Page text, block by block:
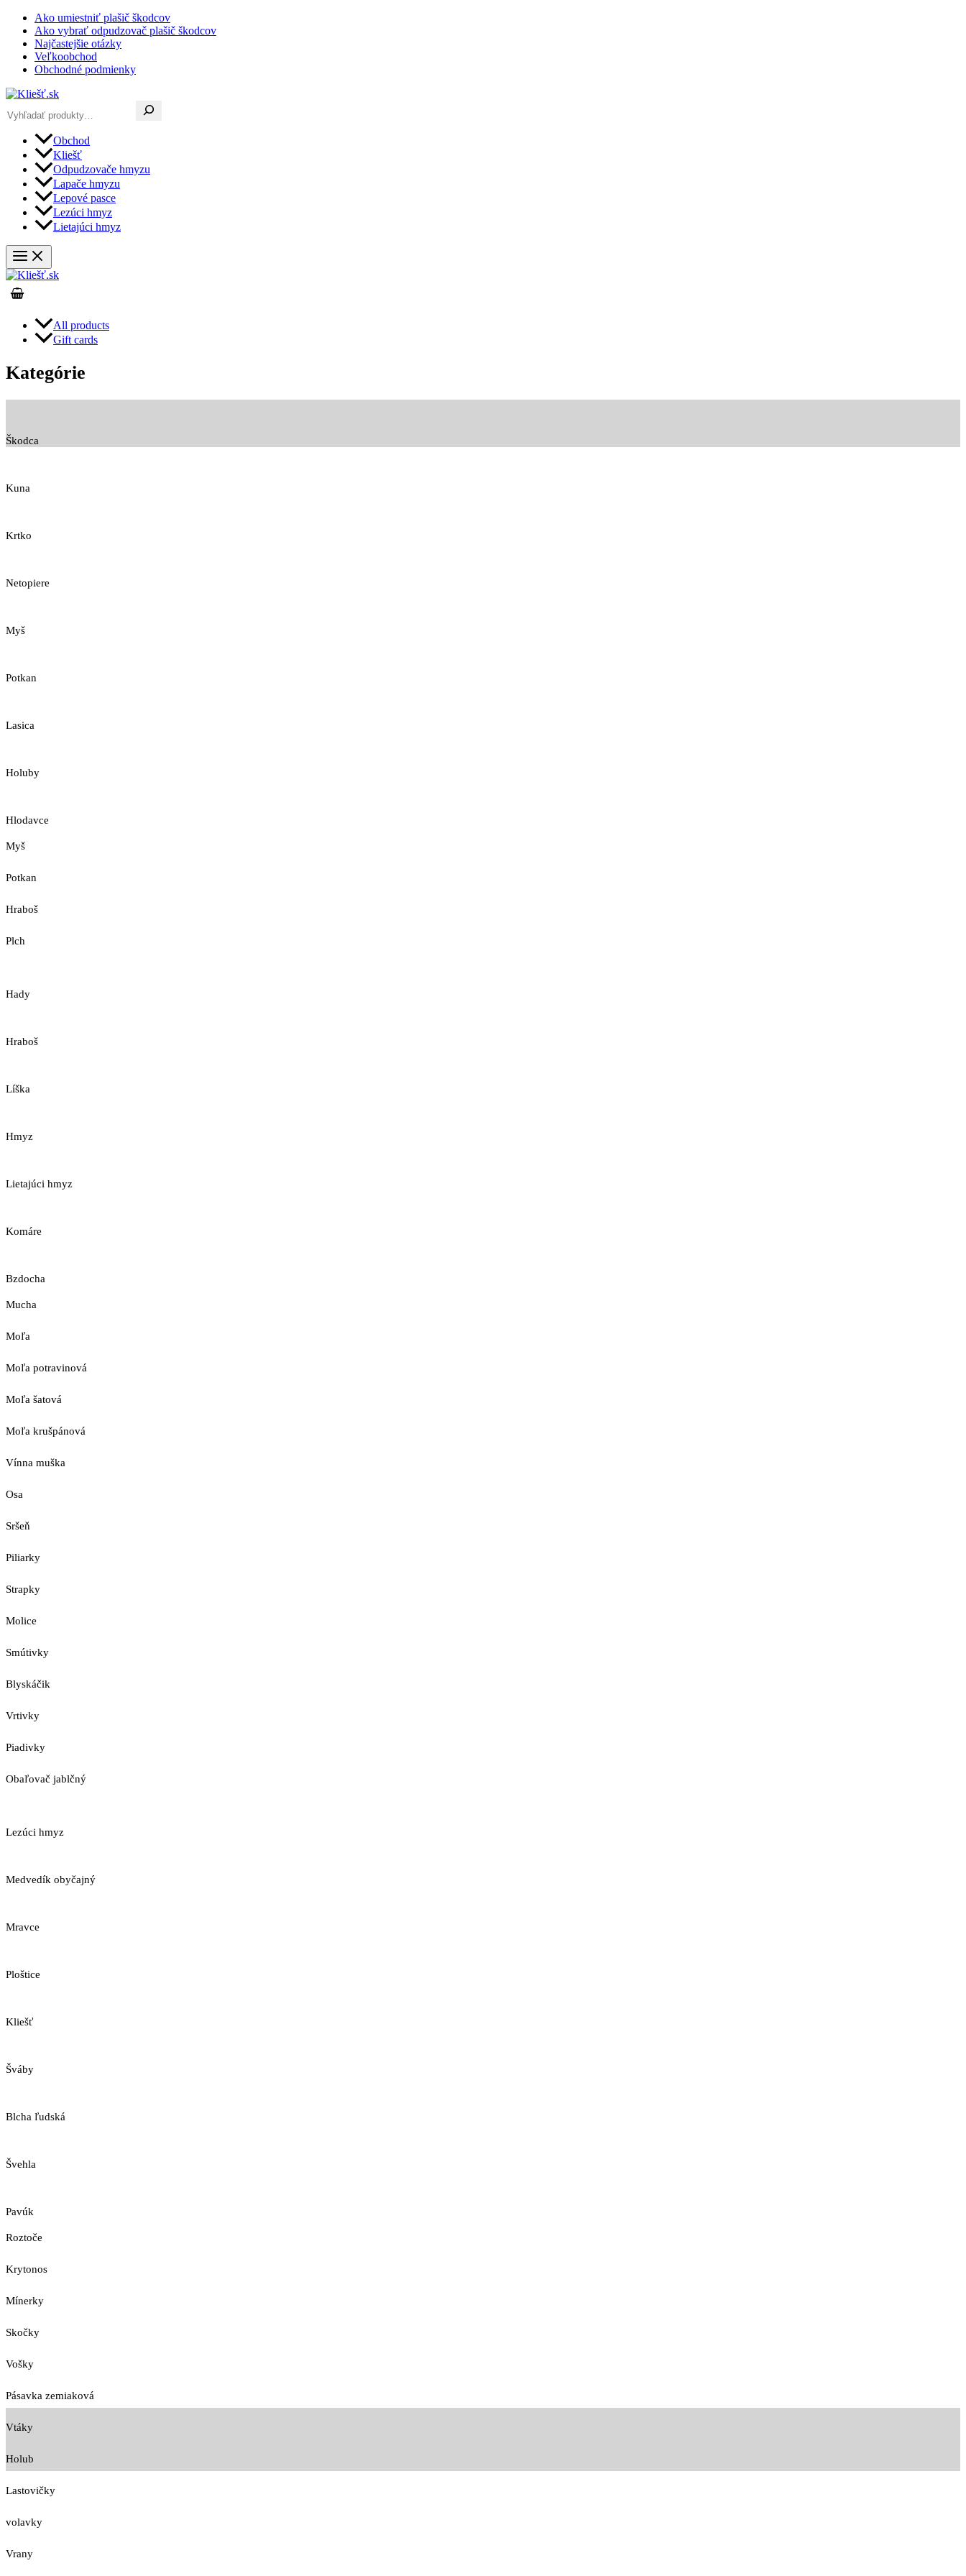
Preskočiť
obsah
Ako umiestniť plašič škodcov
Ako vybrať odpudzovač plašič škodcov
Najčastejšie otázky
Veľkoobchod
Obchodné podmienky
Obchod
Kliešť
Odpudzovače hmyzu
Lapače hmyzu
Lepové pasce
Lezúci hmyz
Lietajúci hmyz
All products
Gift cards
Kategórie
Škodca
Kuna
Krtko
Netopiere
Myš
Potkan
Lasica
Holuby
Hlodavce
Myš
Potkan
Hraboš
Plch
Hady
Hraboš
Líška
Hmyz
Lietajúci hmyz
Komáre
Bzdocha
Mucha
Moľa
Moľa potravinová
Moľa šatová
Moľa krušpánová
Vínna muška
Osa
Sršeň
Piliarky
Strapky
Molice
Smútivky
Blyskáčik
Vrtivky
Piadivky
Obaľovač jablčný
Lezúci hmyz
Medvedík obyčajný
Mravce
Ploštice
Kliešť
Šváby
Blcha ľudská
Švehla
Pavúk
Roztoče
Krytonos
Mínerky
Skočky
Vošky
Pásavka zemiaková
Vtáky
Holub
Lastovičky
volavky
Vrany